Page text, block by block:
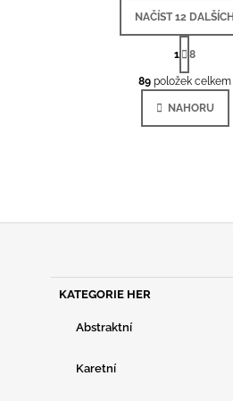
O
V
L
R
Y
NAČÍST 12 DALŠÍCH
S
T
Á
N
K
1 8
89 položek celkem
NAHORU
kategorie
K
AKATEGORIE HER
Abstraktní
Karetní